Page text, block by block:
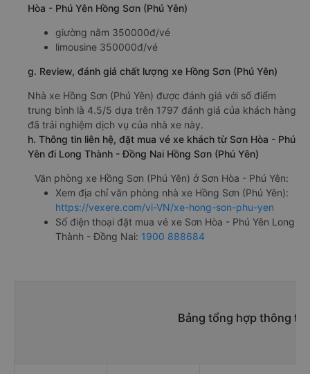
Hòa - Phú Yên Hồng Sơn (Phú Yên)
giường nằm 350000đ/vé
limousine 350000đ/vé
g. Review, đánh giá chất lượng xe Hồng Sơn (Phú Yên)
Nhà xe Hồng Sơn (Phú Yên) được đánh giá với số điểm
trung bình là 4.5/5 dựa trên 1797 đánh giá của khách hàng
đã trải nghiệm dịch vụ của nhà xe này.
h. Thông tin liên hệ, đặt mua vé xe khách từ Sơn Hòa - Phú
Yên đi Long Thành - Đồng Nai Hồng Sơn (Phú Yên)
Văn phòng xe Hồng Sơn (Phú Yên) ở Sơn Hòa - Phú Yên:
Xem địa chỉ văn phòng nhà xe Hồng Sơn (Phú Yên):
https://vexere.com/vi-VN/xe-hong-son-phu-yen
Số điện thoại đặt mua vé xe Sơn Hòa - Phú Yên Long
Thành - Đồng Nai: 1900 888684
Bảng tổng hợp thông